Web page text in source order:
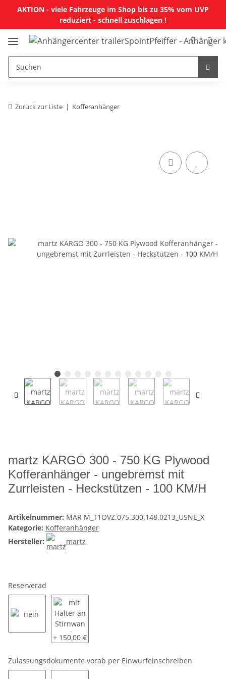
AKTION - viele Fahrzeuge im Shop bis zu 35% vom UVP
reduziert - schnell zuschlagen !
Zurück zur Liste Kofferanhänger
martz KARGO 300 - 750 KG Plywood
Kofferanhänger - ungebremst mit
Zurrleisten - Heckstützen - 100 KM/H
Artikelnummer: MAR M_T1OVZ.075.300.148.0213_USNE_X
Kategorie: Kofferanhänger
Hersteller:
martz
Reserverad
mit Halter an Stirnwand
+ 150,00 €
Zulassungsdokumente vorab per Einwurfeinschreiben